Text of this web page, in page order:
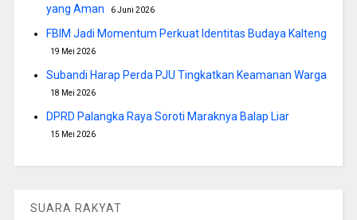
yang Aman 6 Juni 2026
FBIM Jadi Momentum Perkuat Identitas Budaya Kalteng
19 Mei 2026
Subandi Harap Perda PJU Tingkatkan Keamanan Warga
18 Mei 2026
DPRD Palangka Raya Soroti Maraknya Balap Liar
15 Mei 2026
SUARA RAKYAT